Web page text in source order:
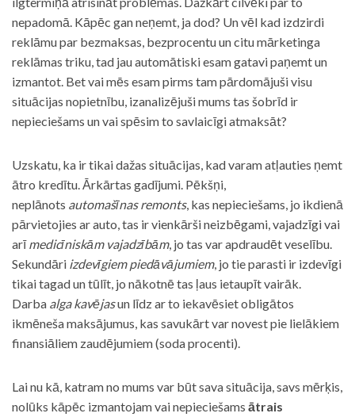
nepadomā. Kāpēc gan neņemt, ja dod? Un vēl kad izdzirdi
reklāmu par bezmaksas, bezprocentu un citu mārketinga
reklāmas triku, tad jau automātiski esam gatavi paņemt un
izmantot. Bet vai mēs esam pirms tam pārdomājuši visu
situācijas nopietnību, izanalizējuši mums tas šobrīd ir
nepieciešams un vai spēsim to savlaicīgi atmaksāt?
Uzskatu, ka ir tikai dažas situācijas, kad varam atļauties ņemt
ātro kredītu. Ārkārtas gadījumi. Pēkšņi,
neplānots automašīnas remonts, kas nepieciešams, jo ikdienā
pārvietojies ar auto, tas ir vienkārši neizbēgami, vajadzīgi vai
arīmedicīniskām vajadzībām, jo tas var apdraudēt veselību.
Sekundāri izdevīgiem piedāvājumiem, jo tie parasti ir izdevīgi
tikai tagad un tūlīt, jo nākotnē tas ļaus ietaupīt vairāk.
Darba alga kavējasun līdz ar to iekavēsiet obligātos
ikmēneša maksājumus, kas savukārt var novest pie lielākiem
finansiāliem zaudējumiem (soda procenti).
Lai nu kā, katram no mums var būt sava situācija, savs mērķis,
nolūks kāpēc izmantojam vai nepieciešams ātrais